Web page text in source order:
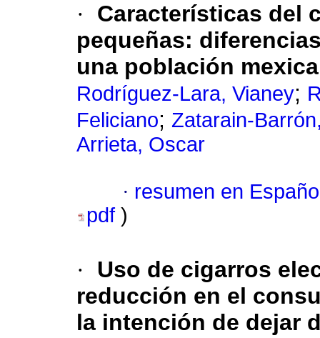
·
Características del
pequeñas:
una población
Rodríguez-Lara, Vianey;
Feliciano; Zatarain-
Arrieta, Oscar
· resumen en
pdf )
·
Uso de cigarros
reducción en el
la intención de dejar